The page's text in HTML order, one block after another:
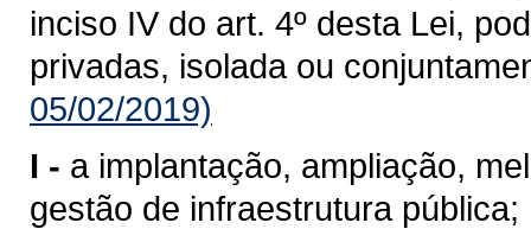
inciso IV do art. 4º desta Lei,
privadas, isolada ou
05/02/2019)
I - a implantação, ampliação,
gestão de infraestrutura pública;